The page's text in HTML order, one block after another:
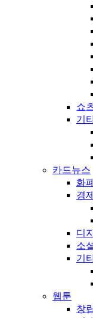
쇼
기
카드뉴스
화
경
디
소
기
웹툰
창